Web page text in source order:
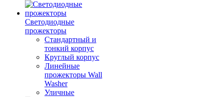
Светодиодные
прожекторы
Стандартный и
тонкий корпус
Круглый корпус
Линейные
прожекторы Wall
Washer
Уличные